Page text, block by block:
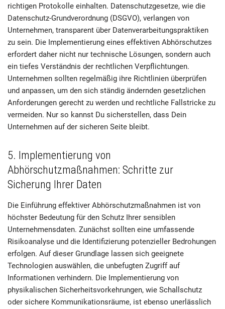
richtigen Protokolle einhalten. Datenschutzgesetze, wie die
Datenschutz-Grundverordnung (DSGVO), verlangen von
Unternehmen, transparent über Datenverarbeitungspraktiken
zu sein. Die Implementierung eines effektiven Abhörschutzes
erfordert daher nicht nur technische Lösungen, sondern auch
ein tiefes Verständnis der rechtlichen Verpflichtungen.
Unternehmen sollten regelmäßig ihre Richtlinien überprüfen
und anpassen, um den sich ständig ändernden gesetzlichen
Anforderungen gerecht zu werden und rechtliche Fallstricke zu
vermeiden. Nur so kannst Du sicherstellen, dass Dein
Unternehmen auf der sicheren Seite bleibt.
5. Implementierung von
Abhörschutzmaßnahmen: Schritte zur
Sicherung Ihrer Daten
Die Einführung effektiver Abhörschutzmaßnahmen ist von
höchster Bedeutung für den Schutz Ihrer sensiblen
Unternehmensdaten. Zunächst sollten eine umfassende
Risikoanalyse und die Identifizierung potenzieller Bedrohungen
erfolgen. Auf dieser Grundlage lassen sich geeignete
Technologien auswählen, die unbefugten Zugriff auf
Informationen verhindern. Die Implementierung von
physikalischen Sicherheitsvorkehrungen, wie Schallschutz
oder sichere Kommunikationsräume, ist ebenso unerlässlich